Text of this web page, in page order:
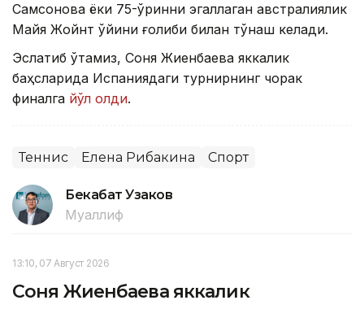
Самсонова ёки 75-ўринни эгаллаган австралиялик
Майя Жойнт ўйини ғолиби билан тўқнаш келади.
Эслатиб ўтамиз, Соня Жиенбаева яккалик
баҳсларида Испаниядаги турнирнинг чорак
финалга йўл олди.
Теннис Елена Рибакина Спорт
Бекабат Узаков
Муаллиф
13:10, 07 Август 2026
Соня Жиенбаева яккалик